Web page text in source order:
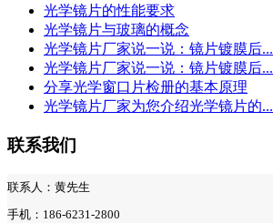
光学镜片的性能要求
光学镜片与玻璃的概念
光学镜片厂家说一说：镜片镀膜后...
光学镜片厂家说一说：镜片镀膜后...
分享光学窗口片检册的基本原理
光学镜片厂家为您介绍光学镜片的...
联系我们
联系人：黄先生
手机：186-6231-2800